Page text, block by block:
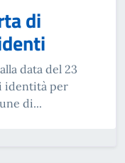
di
data del 23
identità per
di...